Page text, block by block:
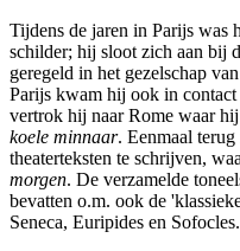
Tijdens de jaren in Parijs was
schilder; hij sloot zich aan bij
geregeld in het gezelschap
Parijs kwam hij ook in
vertrok hij naar Rome waar
koele minnaar. Eenmaal
theaterteksten te schrijven,
morgen. De verzamelde
bevatten o.m. ook de
Seneca, Euripides en Sofocles.